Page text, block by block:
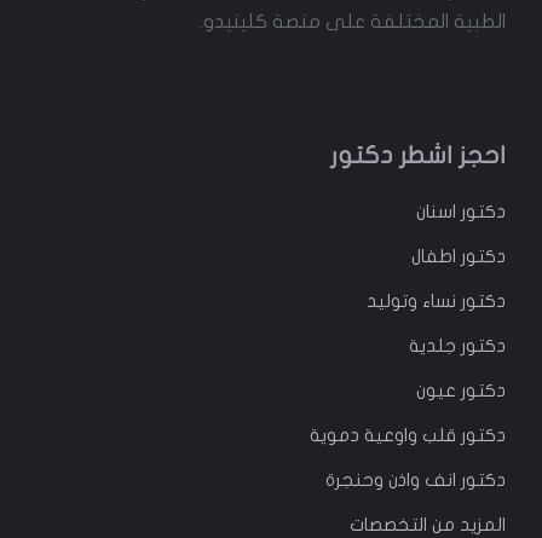
الطبية المختلفة على منصة كلينيدو.
احجز اشطر دكتور
دكتور اسنان
دكتور اطفال
دكتور نساء وتوليد
دكتور جلدية
دكتور عيون
دكتور قلب واوعية دموية
دكتور انف واذن وحنجرة
المزيد من التخصصات